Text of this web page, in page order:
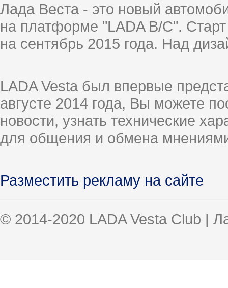
Лада Веста - это новый
на платформе "LADA B/C".
на сентябрь 2015 года. Над
LADA Vesta был впервые
августе 2014 года, Вы можете
новости, узнать технические
для общения и обмена
Разместить рекламу на сайте
© 2014-2020 LADA Vesta Club |